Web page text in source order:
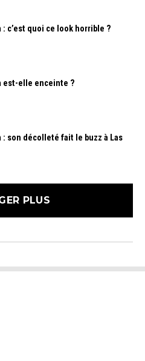
: c’est quoi ce look horrible ?
est-elle enceinte ?
: son décolleté fait le buzz à Las
PLUS